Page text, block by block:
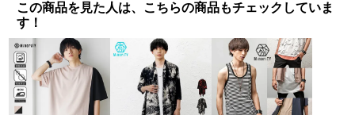
この商品を見た人は、こちらの商品もチェックしていま
す！